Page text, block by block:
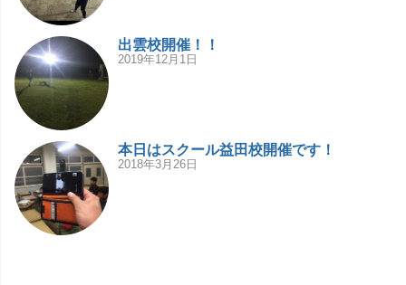
出雲校開催！！
2019年12月1日
本日はスクール益田校開催です！
2018年3月26日